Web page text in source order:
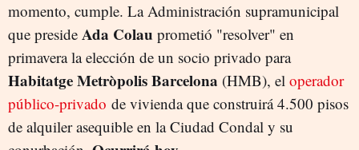
momento, cumple. La Administración supramunicipal
que preside Ada Colau prometió "resolver" en
primavera la elección de un socio privado para
Habitatge Metròpolis Barcelona (HMB), el operador
público-privado de vivienda que construirá 4.500 pisos
de alquiler asequible en la Ciudad Condal y su